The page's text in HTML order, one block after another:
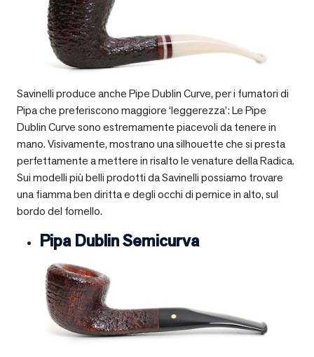
Savinelli produce anche Pipe Dublin Curve, per i fumatori di
Pipa che preferiscono maggiore ‘leggerezza’: Le Pipe
Dublin Curve sono estremamente piacevoli da tenere in
mano. Visivamente, mostrano una silhouette che si presta
perfettamente a mettere in risalto le venature della Radica.
Sui modelli più belli prodotti da Savinelli possiamo trovare
una fiamma ben diritta e degli occhi di pernice in alto, sul
bordo del fornello.
Pipa Dublin Semicurva